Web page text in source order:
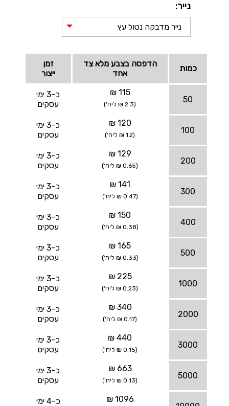
נייר:
נייר מדבקה נטול עץ
כמות
הדפסה בצבע מלא צד
אחד
זמן
ייצור
50
115 ₪
(2.3 ₪ ליח')
כ-3 ימי
עסקים
100
120 ₪
(1.2 ₪ ליח')
כ-3 ימי
עסקים
200
129 ₪
(0.65 ₪ ליח')
כ-3 ימי
עסקים
300
141 ₪
(0.47 ₪ ליח')
כ-3 ימי
עסקים
400
150 ₪
(0.38 ₪ ליח')
כ-3 ימי
עסקים
500
165 ₪
(0.33 ₪ ליח')
כ-3 ימי
עסקים
1000
225 ₪
(0.23 ₪ ליח')
כ-3 ימי
עסקים
2000
340 ₪
(0.17 ₪ ליח')
כ-3 ימי
עסקים
3000
440 ₪
(0.15 ₪ ליח')
כ-3 ימי
עסקים
5000
663 ₪
(0.13 ₪ ליח')
כ-3 ימי
עסקים
1096 ₪ כ-4 ימי